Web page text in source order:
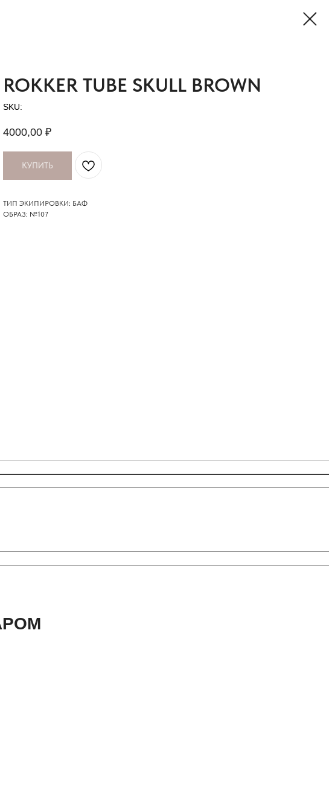
ROKKER TUBE SKULL BROWN
SKU:
4000,00 ₽
КУПИТЬ
ТИП ЭКИПИРОВКИ: БАФ
ОБРАЗ: №107